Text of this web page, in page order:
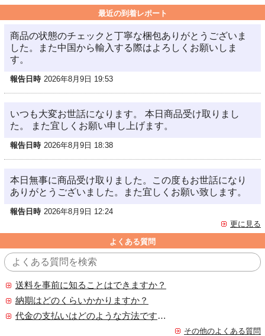
最近の到着レポート
商品の状態のチェックと丁寧な梱包ありがとうございま
した。また中国から輸入する際はよろしくお願いしま
す。
報告日時 2026年8月9日 19:53
いつも大変お世話になります。 本日商品受け取りまし
た。 また宜しくお願い申し上げます。
報告日時 2026年8月9日 18:38
本日無事に商品受け取りました。この度もお世話になり
ありがとうございました。また宜しくお願い致します。
報告日時 2026年8月9日 12:24
更に見る
よくある質問
送料を事前に知ることはできますか？
納期はどのくらいかかりますか？
代金の支払いはどのような方法ですか？
その他のよくある質問